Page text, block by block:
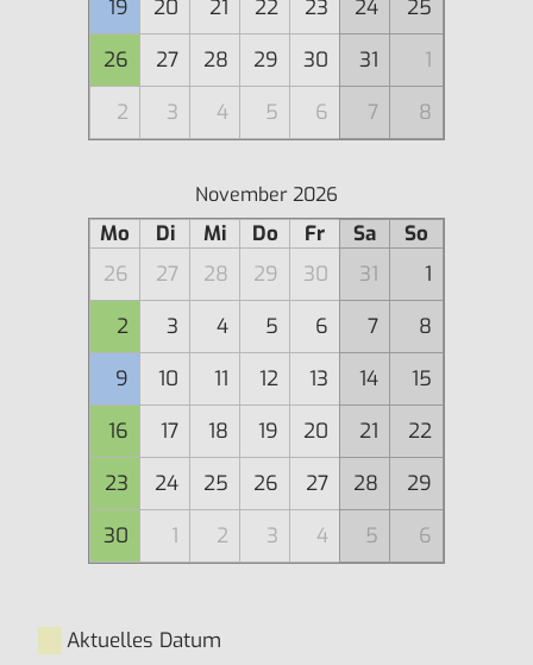
19
20 21 22 23 24
25
26
27 28 29 30 31
1
2
3 4 5 6 7 8
November 2026
Mo Di Mi Do Fr Sa
So
26
27 28 29 30 31
1
2
3 4 5 6 7
8
9
10 11 12 13 14
15
16
17 18 19 20 21
22
23
24 25 26 27 28
29
30
1 2 3 4 5 6
Aktuelles Datum